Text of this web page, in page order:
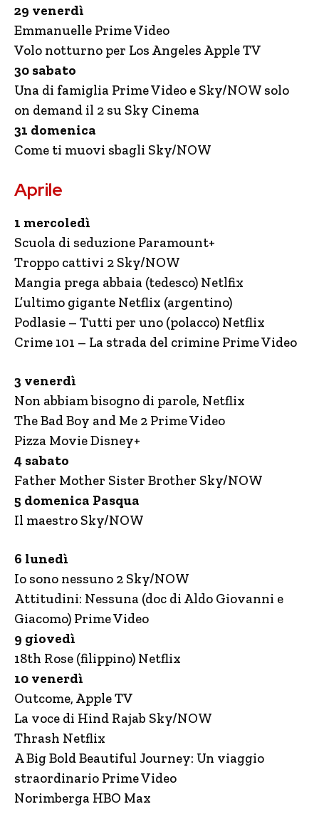
29 venerdì
Emmanuelle Prime Video
Volo notturno per Los Angeles Apple TV
30 sabato
Una di famiglia Prime Video e Sky/NOW solo
on demand il 2 su Sky Cinema
31 domenica
Come ti muovi sbagli Sky/NOW
Aprile
1 mercoledì
Scuola di seduzione Paramount+
Troppo cattivi 2 Sky/NOW
Mangia prega abbaia (tedesco) Netlfix
L’ultimo gigante Netflix (argentino)
Podlasie – Tutti per uno (polacco) Netflix
Crime 101 – La strada del crimine Prime Video
3 venerdì
Non abbiam bisogno di parole, Netflix
The Bad Boy and Me 2 Prime Video
Pizza Movie Disney+
4 sabato
Father Mother Sister Brother Sky/NOW
5 domenica Pasqua
Il maestro Sky/NOW
6 lunedì
Io sono nessuno 2 Sky/NOW
Attitudini: Nessuna (doc di Aldo Giovanni e
Giacomo) Prime Video
9 giovedì
18th Rose (filippino) Netflix
10 venerdì
Outcome, Apple TV
La voce di Hind Rajab Sky/NOW
Thrash Netflix
A Big Bold Beautiful Journey: Un viaggio
straordinario Prime Video
Norimberga HBO Max